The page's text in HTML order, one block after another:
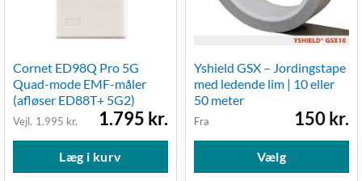
Cornet ED98Q Pro 5G
Quad-mode EMF-måler
(afløser ED88T+ 5G2)
1.995 kr. oprindelige
pris
1.995 kr..
1.795 kr.
aktuelle
pris
1.795 kr..
Læg i kurv
Yshield GSX – Jordingstape
med ledende lim | 10 eller
50 meter
Fra 150kr.
Vælg